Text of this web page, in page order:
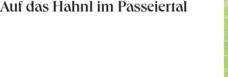
Auf das Hahnl im Passeiertal